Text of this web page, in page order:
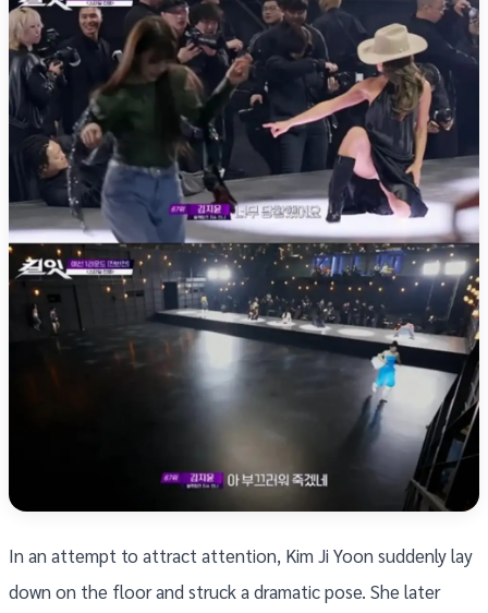
In an attempt to attract attention, Kim Ji Yoon suddenly lay
down on the floor and struck a dramatic pose. She later